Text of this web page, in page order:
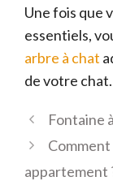
Une fois que
essentiels,
arbre à chat
de votre chat.
Fontaine
Comment
appartement